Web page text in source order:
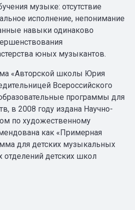
музыке: отсутствие
исполнение, непонимание
навыки одинаково
юных музыкантов.
«Авторской школы Юрия
Всероссийского
программы для
в 2008 году издана Научно-
по художественному
как «Примерная
для детских музыкальных
детских школ